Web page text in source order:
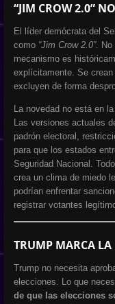
“JIM CROW 2.0”
El líder demócrata del
como “Jim Crow 2.0”. No
mecanismo es
explícitamente. Se crean
excluyen de forma
La novedad no está en
Las versiones actuales
padrón electoral,
para que los estados
Seguridad Nacional.
crea un clima de miedo
podrían enfrentar
registrar votantes
TRUMP MARCA LA
Trump no necesita
elecciones. Lo que
de que las elecciones